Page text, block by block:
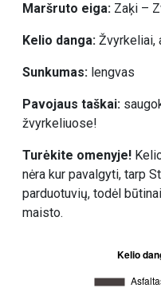
Maršruto eiga: Zaķi –
Kelio danga: Žvyrkeliai,
Sunkumas: lengvas
Pavojaus taškai:
žvyrkeliuose!
Turėkite omenyje!
nėra kur pavalgyti, tarp
parduotuvių, todėl
maisto.